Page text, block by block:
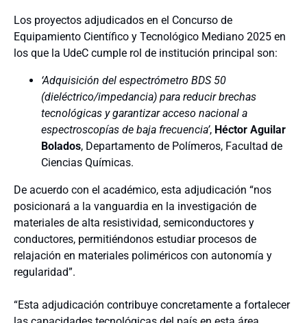
Los proyectos adjudicados en el Concurso de
Equipamiento Científico y Tecnológico Mediano 2025 en
los que la UdeC cumple rol de institución principal son:
‘Adquisición del espectrómetro BDS 50
(dieléctrico/impedancia) para reducir brechas
tecnológicas y garantizar acceso nacional a
espectroscopías de baja frecuencia’, Héctor Aguilar
Bolados, Departamento de Polímeros, Facultad de
Ciencias Químicas.
De acuerdo con el académico, esta adjudicación “nos
posicionará a la vanguardia en la investigación de
materiales de alta resistividad, semiconductores y
conductores, permitiéndonos estudiar procesos de
relajación en materiales poliméricos con autonomía y
regularidad”.
“Esta adjudicación contribuye concretamente a fortalecer